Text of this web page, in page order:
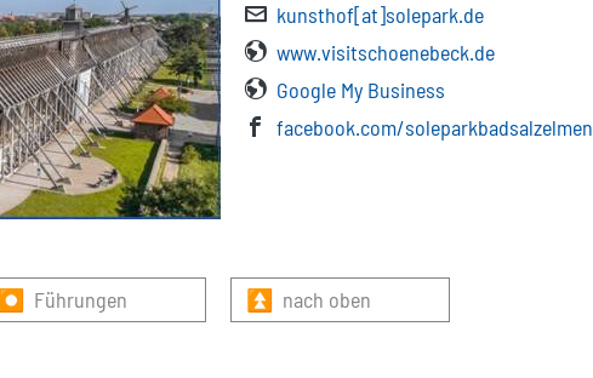
kunsthof[at]solepark.de
www.visitschoenebeck.de
Google My Business
facebook.com/soleparkbadsalzelmen
⏺ Führungen ⏫ nach oben